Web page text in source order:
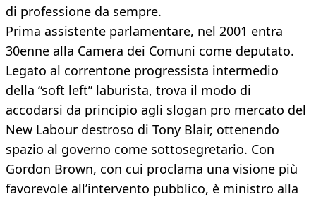
di professione da sempre.
Prima assistente parlamentare, nel 2001 entra
30enne alla Camera dei Comuni come deputato.
Legato al correntone progressista intermedio
della “soft left” laburista, trova il modo di
accodarsi da principio agli slogan pro mercato del
New Labour destroso di Tony Blair, ottenendo
spazio al governo come sottosegretario. Con
Gordon Brown, con cui proclama una visione più
favorevole all’intervento pubblico, è ministro alla